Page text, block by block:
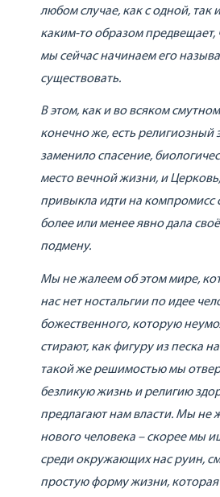
любом случае, как с одной, так
каким-то образом
мы сейчас начинаем его
существовать.
В этом, как и во всяком
конечно же, есть религиозный
заменило спасение,
место вечной жизни, и
привыкла идти на компромисс
более или менее явно дала
подмену.
Мы не жалеем об этом мире,
нас нет ностальгии по идее
божественного, которую
стирают, как фигуру из песка
такой же решимостью мы
безликую жизнь и религию
предлагают нам власти. Мы не
нового человека – скорее мы
среди окружающих нас руин,
простую форму жизни,